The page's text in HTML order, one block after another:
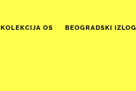
KOLEKCIJA OS BEOGRADSKI IZLOG